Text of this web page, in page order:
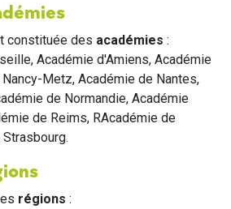
constituée des académies :
Académie d'Amiens, Académie
Metz, Académie de Nantes,
de Normandie, Académie
de Reims, RAcadémie de
régions :